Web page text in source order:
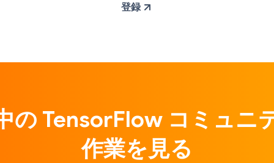
登録
の TensorFlow コミュニ
作業を見る